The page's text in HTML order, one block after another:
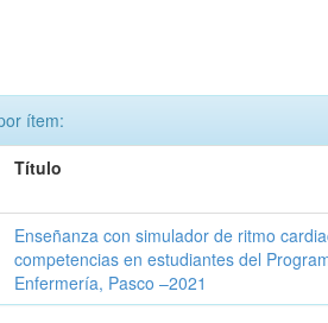
ítem:
Título
Enseñanza con simulador de ritmo
competencias en estudiantes del
Enfermería, Pasco –2021